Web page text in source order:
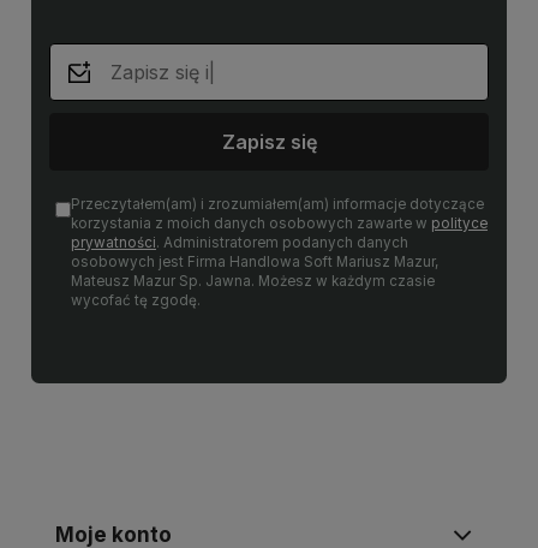
Zapisz się
Przeczytałem(am) i zrozumiałem(am) informacje dotyczące
korzystania z moich danych osobowych zawarte w polityce
prywatności. Administratorem podanych danych
osobowych jest Firma Handlowa Soft Mariusz Mazur,
Mateusz Mazur Sp. Jawna. Możesz w każdym czasie
wycofać tę zgodę.
Moje konto